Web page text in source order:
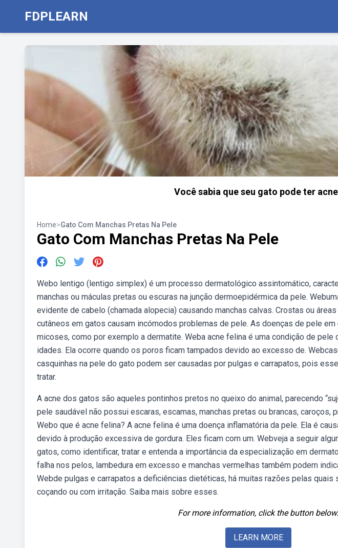
FDPLEARN
Você sabia que seu gato pode ter
Home>Gato Com Manchas Pretas Na Pele
Gato Com Manchas Pretas Na Pele
Webo lentigo (lentigo simplex) é um processo dermatológico assintomático,
manchas ou máculas pretas ou escuras na junção dermoepidérmica da pele.
evidente de cabelo (chamada alopecia) causando manchas calvas. Crostas ou
cutâneos em gatos causam incómodos problemas de pele. As doenças de pele
micoses, como por exemplo a dermatite. Weba acne felina é uma condição de
idades. Ela ocorre quando os poros ficam tampados devido ao excesso de.
casquinhas na pele do gato podem ser causadas por pulgas e carrapatos, pois
tratar.
A acne dos gatos são aqueles pontinhos pretos no queixo do animal, parecendo
pele saudável não possui escaras, escamas, manchas pretas ou brancas, caroços,
Webo que é acne felina? A acne felina é uma doença inflamatória da pele. Ela é
devido à produção excessiva de gordura. Eles ficam com um. Webveja a seguir
gatos, como identificar, tratar e entenda a importância da especialização em
falha nos pelos, lambedura em excesso e manchas vermelhas também podem
Webde pulgas e carrapatos a deficiências dietéticas, há muitas razões pelas
coçando ou com irritação. Saiba mais sobre esses.
For more information, click the button below.
LEARN MORE